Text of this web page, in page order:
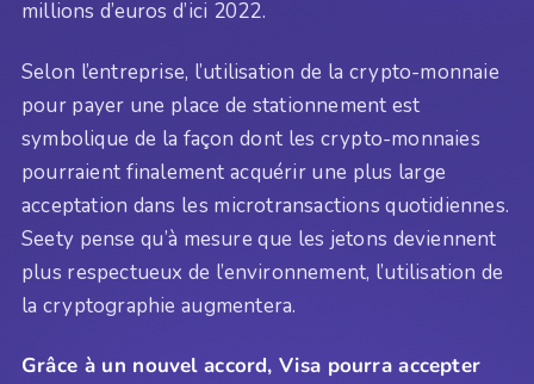
millions d’euros d’ici 2022.
Selon l’entreprise, l’utilisation de la crypto-monnaie
pour payer une place de stationnement est
symbolique de la façon dont les crypto-monnaies
pourraient finalement acquérir une plus large
acceptation dans les microtransactions quotidiennes.
Seety pense qu’à mesure que les jetons deviennent
plus respectueux de l’environnement, l’utilisation de
la cryptographie augmentera.
Grâce à un nouvel accord, Visa pourra accepter